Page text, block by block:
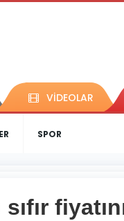
VİDEOLAR
SPOR